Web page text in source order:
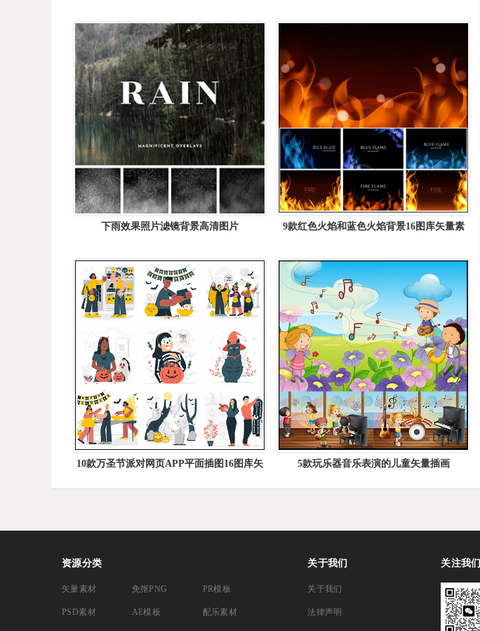
下雨效果照片滤镜背景高清图片
9款红色火焰和蓝色火焰背景16图库矢量素
10款万圣节派对网页APP平面插图16图库矢
5款玩乐器音乐表演的儿童矢量插画
资源分类
矢量素材
PSD素材
免抠PNG
AE模板
PR模板
配乐素材
关于我们
关于我们
法律声明
关注我们